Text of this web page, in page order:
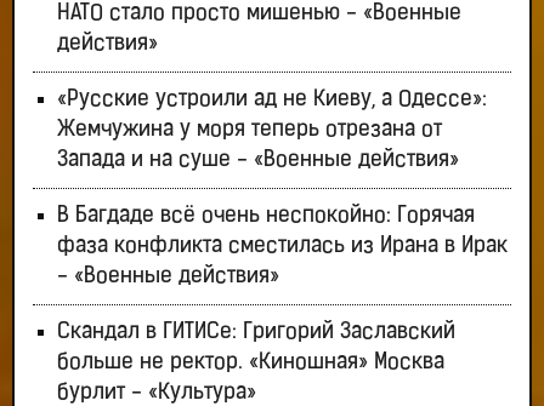
НАТО стало просто мишенью - «Военные
действия»
«Русские устроили ад не Киеву, а Одессе»:
Жемчужина у моря теперь отрезана от
Запада и на суше - «Военные действия»
В Багдаде всё очень неспокойно: Горячая
фаза конфликта сместилась из Ирана в Ирак
- «Военные действия»
Скандал в ГИТИСе: Григорий Заславский
больше не ректор. «Киношная» Москва
бурлит - «Культура»